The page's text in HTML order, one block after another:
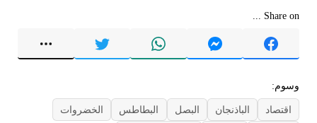
Share on ...
وسوم:
اقتصاد الباذنجان البصل البطاطس
الخضروات